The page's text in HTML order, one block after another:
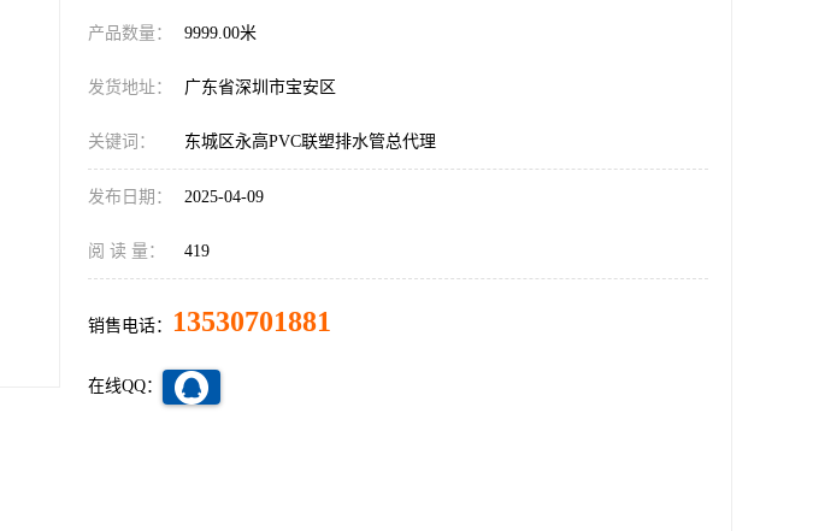
产品数量： 9999.00米
发货地址： 广东省深圳市宝安区
关键词： 东城区永高PVC联塑排水管总代理
发布日期： 2025-04-09
阅 读 量： 419
销售电话： 13530701881
在线QQ：